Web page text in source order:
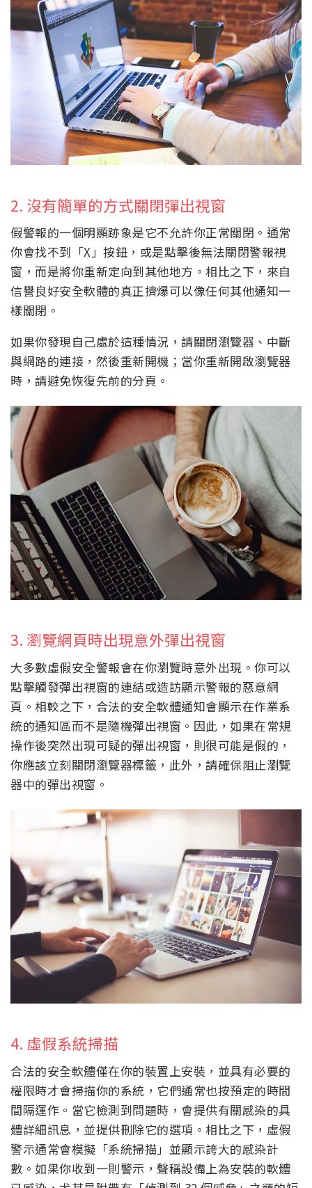
2. 沒有簡單的方式關閉彈出視窗
假警報的一個明顯跡象是它不允許你正常關閉。通常
你會找不到「X」按鈕，或是點擊後無法關閉警報視
窗，而是將你重新定向到其他地方。相比之下，來自
信譽良好安全軟體的真正擠爆可以像任何其他通知一
樣關閉。
如果你發現自己處於這種情況，請關閉瀏覽器、中斷
與網路的連接，然後重新開機；當你重新開啟瀏覽器
時，請避免恢復先前的分頁。
3. 瀏覽網頁時出現意外彈出視窗
大多數虛假安全警報會在你瀏覽時意外出現。你可以
點擊觸發彈出視窗的連結或造訪顯示警報的惡意網
頁。相較之下，合法的安全軟體通知會顯示在作業系
統的通知區而不是隨機彈出視窗。因此，如果在常規
操作後突然出現可疑的彈出視窗，則很可能是假的，
你應該立刻關閉瀏覽器標籤，此外，請確保阻止瀏覽
器中的彈出視窗。
4. 虛假系統掃描
合法的安全軟體僅在你的裝置上安裝，並具有必要的
權限時才會掃描你的系統，它們通常也按預定的時間
間隔運作。當它檢測到問題時，會提供有關感染的具
體詳細訊息，並提供刪除它的選項。相比之下，虛假
警示通常會模擬「系統掃描」並顯示誇大的感染計
數。如果你收到一則警示，聲稱設備上為安裝的軟體